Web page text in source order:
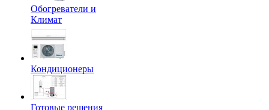
Обогреватели и
Климат
Кондиционеры
Готовые решения